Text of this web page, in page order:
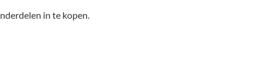
in te kopen.